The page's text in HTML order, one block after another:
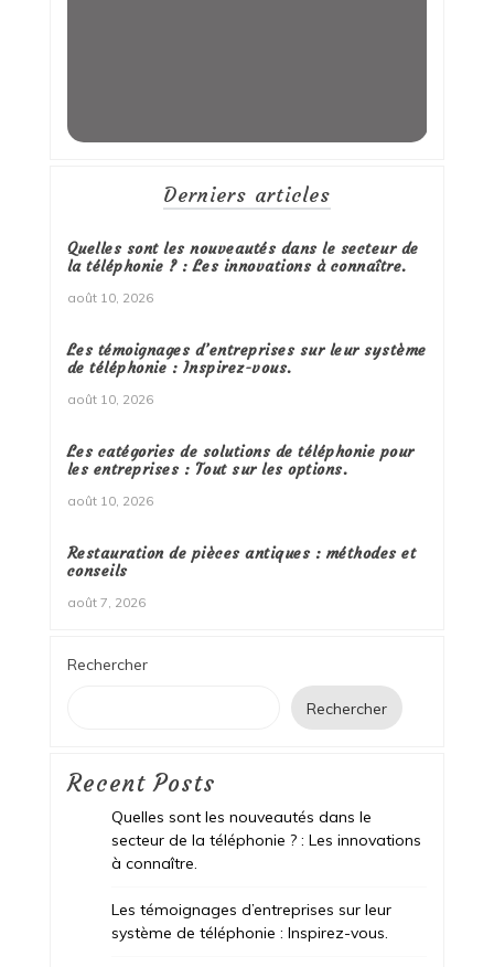
Derniers articles
Quelles sont les nouveautés dans le secteur de
la téléphonie ? : Les innovations à connaître.
août 10, 2026
Les témoignages d’entreprises sur leur système
de téléphonie : Inspirez-vous.
août 10, 2026
Les catégories de solutions de téléphonie pour
les entreprises : Tout sur les options.
août 10, 2026
Restauration de pièces antiques : méthodes et
conseils
août 7, 2026
Rechercher
Rechercher
Recent Posts
Quelles sont les nouveautés dans le
secteur de la téléphonie ? : Les innovations
à connaître.
Les témoignages d’entreprises sur leur
système de téléphonie : Inspirez-vous.